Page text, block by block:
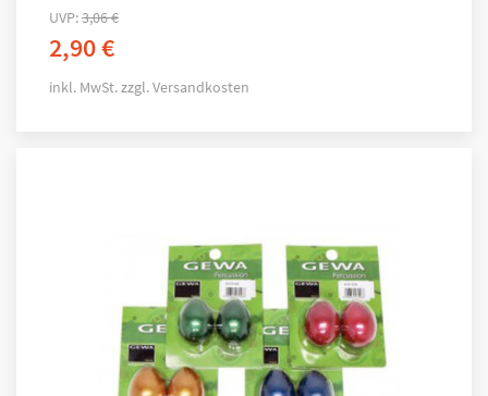
UVP:3,06€
2,90€
inkl. MwSt. zzgl.Versandkosten